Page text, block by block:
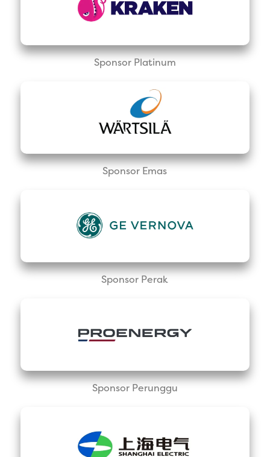
Sponsor Platinum
Sponsor Emas
Sponsor Perak
Sponsor Perunggu